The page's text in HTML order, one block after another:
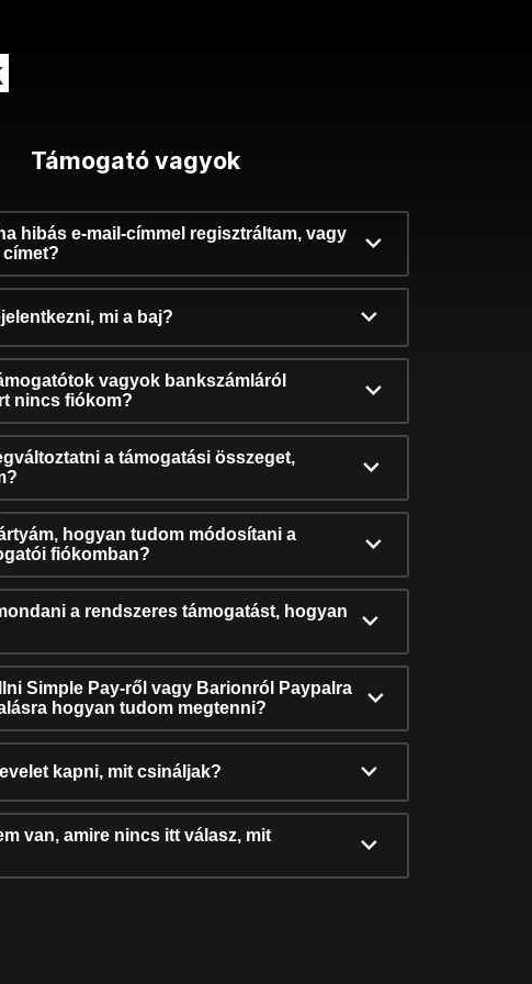
Támogató vagyok
hibás e-mail-címmel regisztráltam, vagy
címet?
mi a baj?
vagyok bankszámláról
nincs fiókom?
a támogatási összeget,
hogyan tudom módosítani a
fiókomban?
a rendszeres támogatást, hogyan
Simple Pay-ről vagy Barionról Paypalra
hogyan tudom megtenni?
kapni, mit csináljak?
van, amire nincs itt válasz, mit